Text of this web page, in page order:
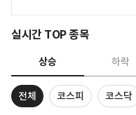
실시간 TOP 종목
상승 하락
전체 코스피 코스닥